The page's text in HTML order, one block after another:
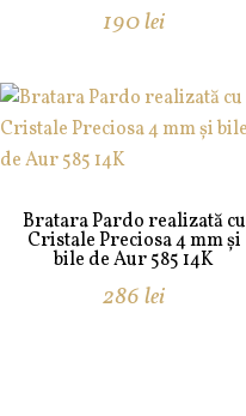
190lei
Bratara Pardo realizată cu
Cristale Preciosa 4 mm și
bile de Aur 585 14K
286lei